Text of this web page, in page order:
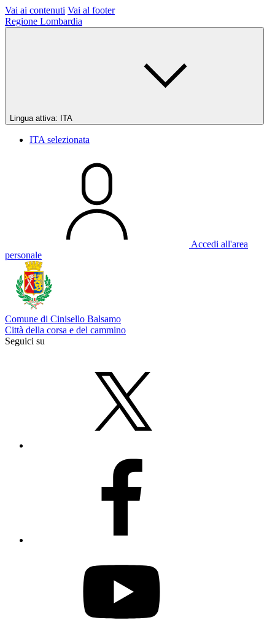
Vai ai contenuti Vai al footer
Regione Lombardia
Lingua attiva: ITA
ITA selezionata
Accedi all'area
personale
Comune di Cinisello Balsamo
Città della corsa e del cammino
Seguici su